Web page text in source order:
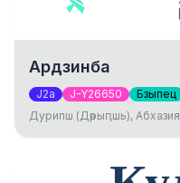
Ардзинба
J2a J-Y26650 Бзыпец
Дурипш (Дәрыԥшь), Абхазия